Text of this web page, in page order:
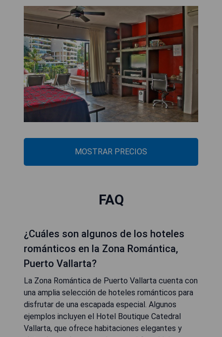
MOSTRAR PRECIOS
FAQ
¿Cuáles son algunos de los hoteles
románticos en la Zona Romántica,
Puerto Vallarta?
La Zona Romántica de Puerto Vallarta cuenta con
una amplia selección de hoteles románticos para
disfrutar de una escapada especial. Algunos
ejemplos incluyen el Hotel Boutique Catedral
Vallarta, que ofrece habitaciones elegantes y